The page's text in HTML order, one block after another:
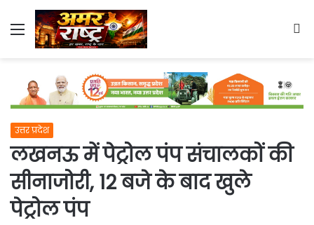
Menu
उत्तर प्रदेश
लखनऊ में पेट्रोल पंप संचालकों की
सीनाजोरी, 12 बजे के बाद खुले
पेट्रोल पंप